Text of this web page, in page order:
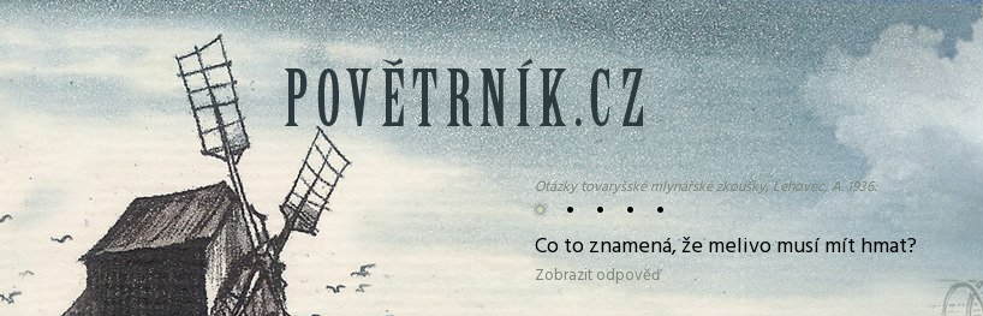
• • • • •
Otázky tovaryšské mlynářské zkoušky, Lehovec, A. 1936:
Co to znamená, že melivo musí mít hmat?
Zobrazit odpověď